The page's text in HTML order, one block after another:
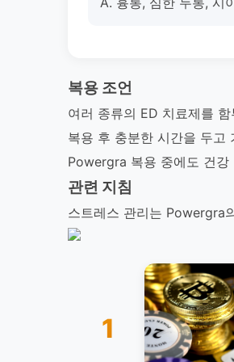
복용 조언
여러 종류의 ED 치료제를
복용 후 충분한 시간을 두고
Powergra 복용 중에도 건강
관련 지침
스트레스 관리는 Powergra
1